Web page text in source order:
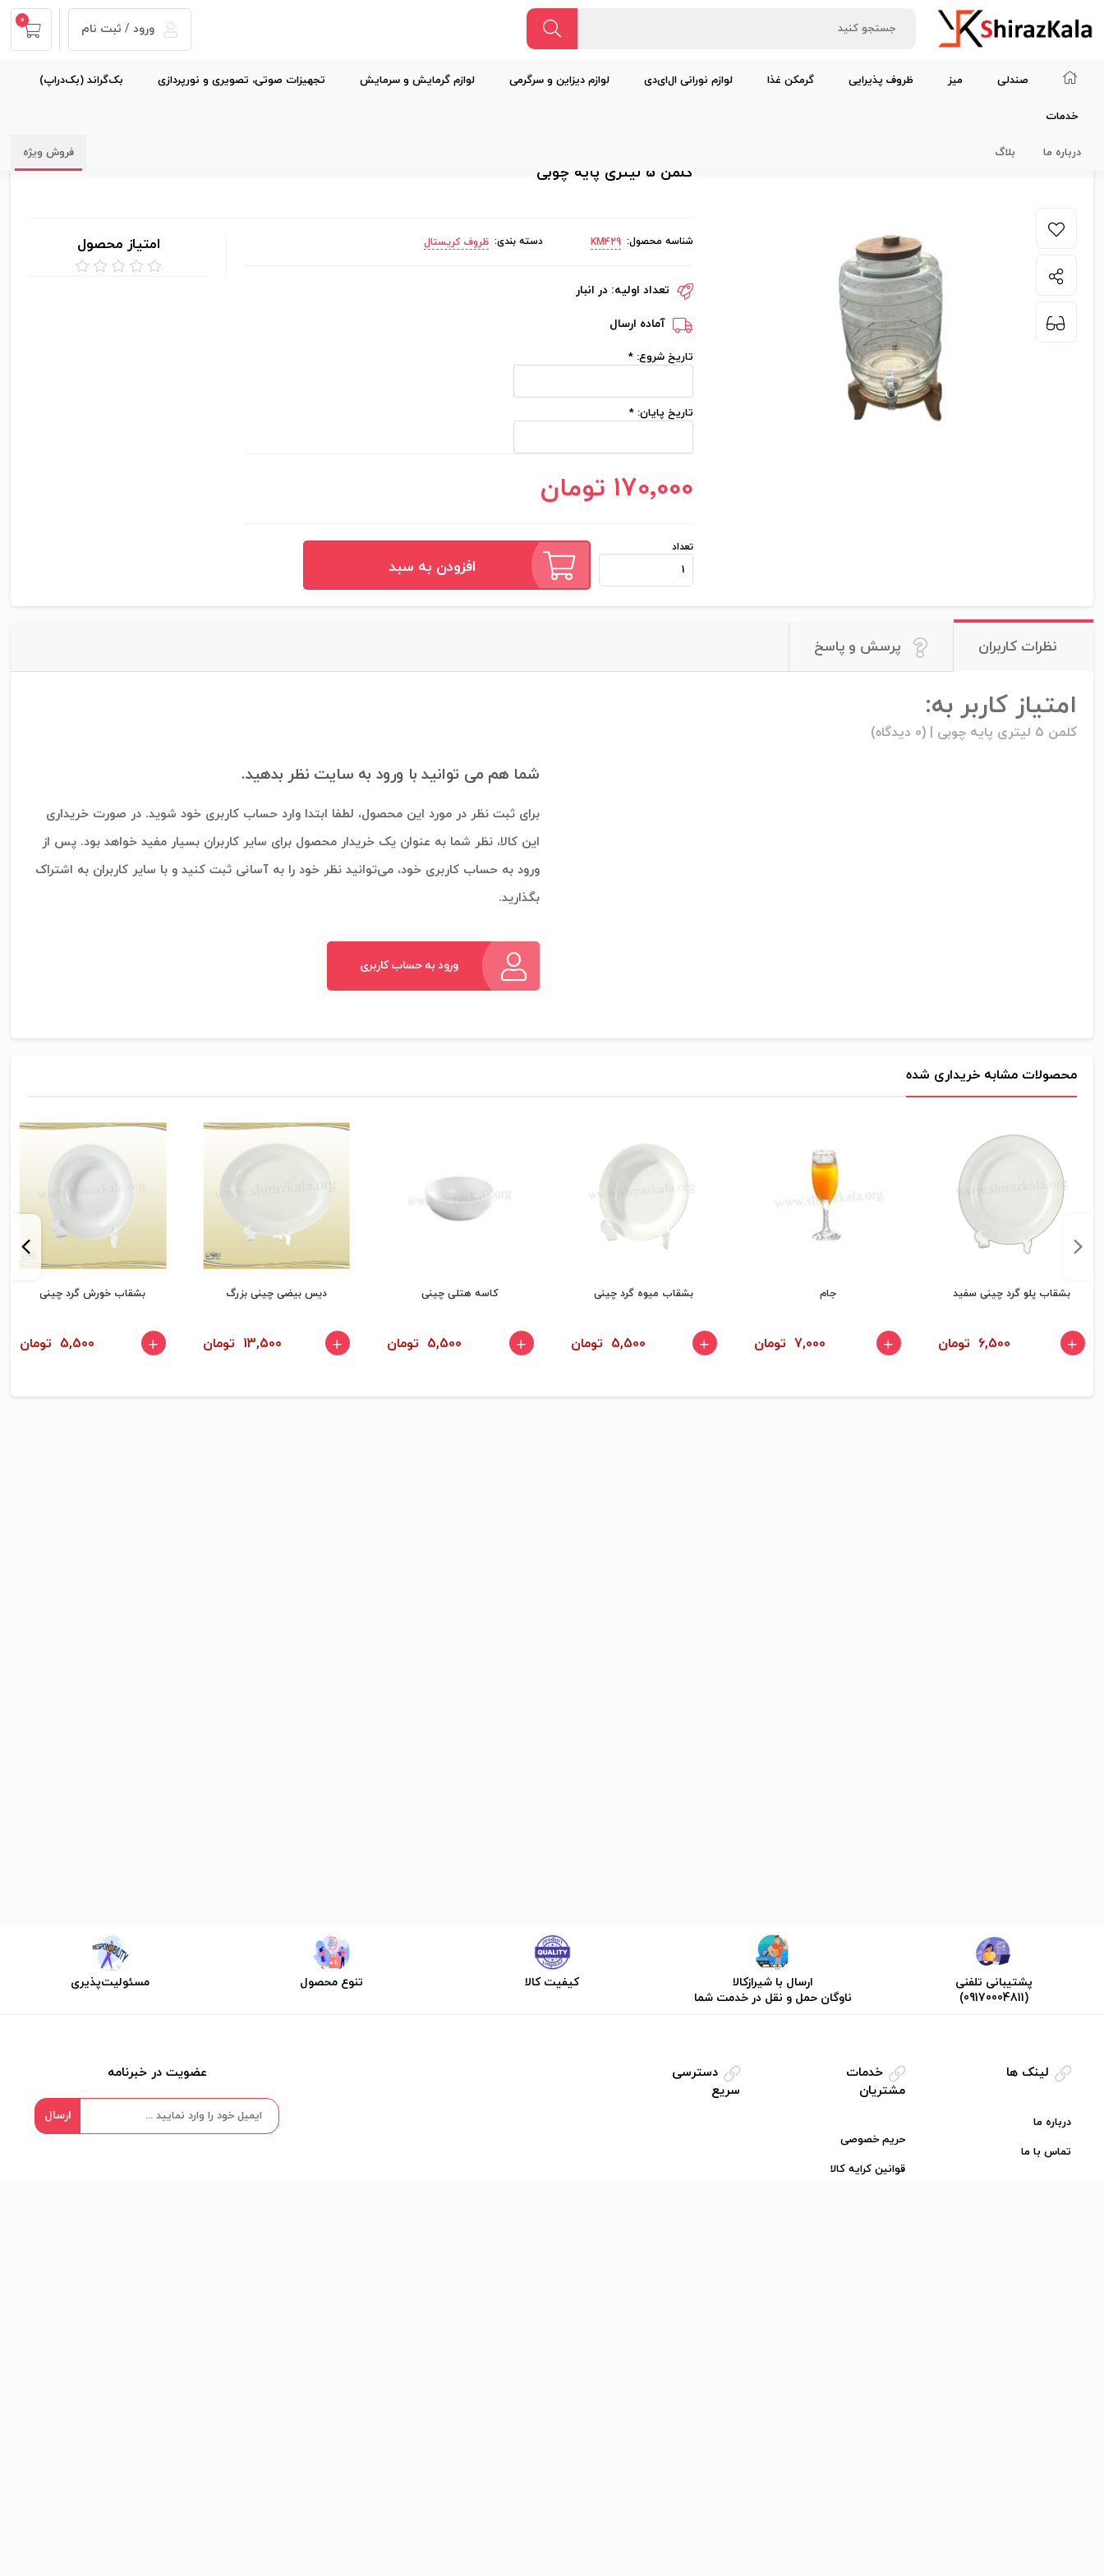
ورود / ثبت نام
0
صندلی میز ظروف پذیرایی گرمکن غذا لوازم نورانی ال‌ای‌دی لوازم دیزاین و سرگرمی لوازم گرمایش و سرمایش تجهیزات صوتی، تصویری و نورپردازی بک‌گراند (بک‌دراپ)
خدمات
درباره ما بلاگ فروش ویژه
خانه ظروف پذیرایی
کلمن 5 لیتری پایه چوبی
شناسه محصول: KM429 دسته بندی: ظروف کریستال
تعداد اولیه: در انبار
آماده ارسال
تاریخ شروع:*
تاریخ پایان:*
170٬000 تومان
تعداد
افزودن به سبد
امتیاز محصول
نظرات کاربران پرسش و پاسخ
امتیاز کاربر به:
کلمن 5 لیتری پایه چوبی | (0 دیدگاه)
شما هم می توانید با ورود به سایت نظر بدهید.
برای ثبت نظر در مورد این محصول، لطفا ابتدا وارد حساب کاربری خود شوید. در صورت خریداری
این کالا، نظر شما به عنوان یک خریدار محصول برای سایر کاربران بسیار مفید خواهد بود. پس از
ورود به حساب کاربری خود، می‌توانید نظر خود را به آسانی ثبت کنید و با سایر کاربران به اشتراک
بگذارید.
ورود به حساب کاربری
محصولات مشابه خریداری شده
بشقاب پلو گرد چینی سفید
6,500 تومان
جام
7,000 تومان
بشقاب میوه گرد چینی
5,500 تومان
کاسه هتلی چینی
5,500 تومان
دیس بیضی چینی بزرگ
13,500 تومان
بشقاب خورش گرد چینی
5,500 تومان
پشتیبانی تلفنی
(09170004811)
ارسال با شیرازکالا
ناوگان حمل و نقل در خدمت شما
کیفیت کالا تنوع محصول مسئولیت‌پذیری
لینک ها
درباره ما
تماس با ما
خدمات
مشتریان
حریم خصوصی
قوانین کرایه کالا
دسترسی
سریع
عضویت در خبرنامه
ارسال